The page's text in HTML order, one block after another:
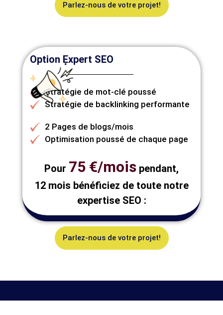
Parlez-nous de votre projet!
Option Expert SEO
Stratégie de mot-clé poussé
Stratégie de backlinking performante
2 Pages de blogs/mois
Optimisation poussé de chaque page
Pour 75 €/mois pendant,
12 mois bénéficiez de toute notre
expertise SEO :
Parlez-nous de votre projet!